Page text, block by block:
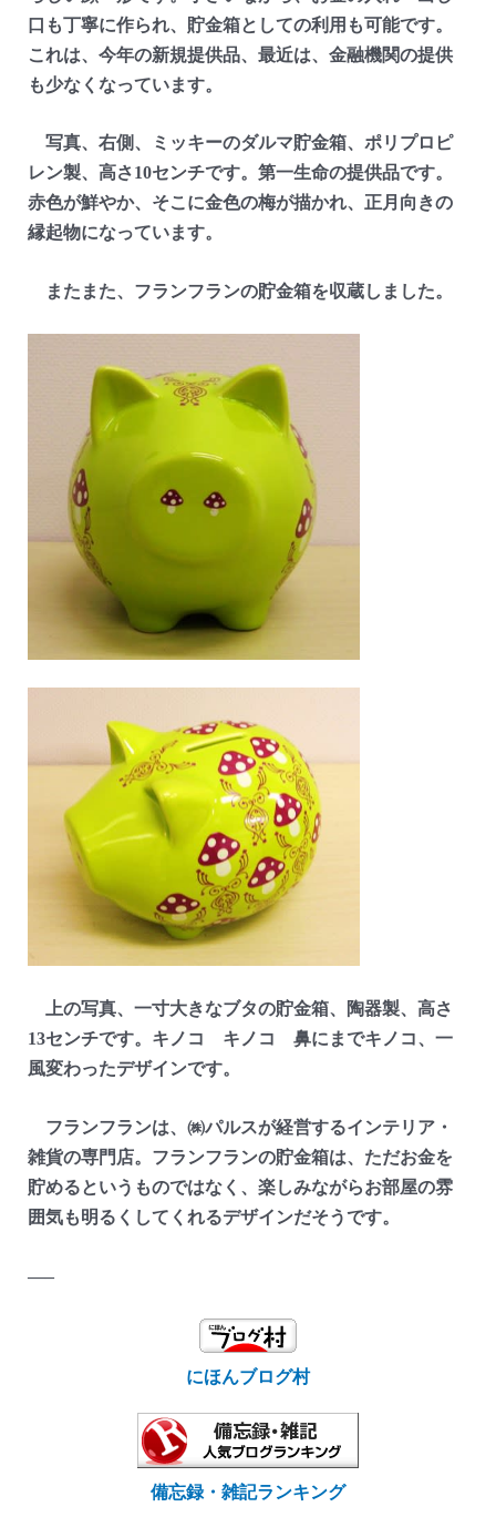
口も丁寧に作られ、貯金箱としての利用も可能です。
これは、今年の新規提供品、最近は、金融機関の提供
も少なくなっています。
写真、右側、ミッキーのダルマ貯金箱、ポリプロピ
レン製、高さ10センチです。第一生命の提供品です。
赤色が鮮やか、そこに金色の梅が描かれ、正月向きの
縁起物になっています。
またまた、フランフランの貯金箱を収蔵しました。
上の写真、一寸大きなブタの貯金箱、陶器製、高さ
13センチです。キノコ キノコ 鼻にまでキノコ、一
風変わったデザインです。
フランフランは、㈱パルスが経営するインテリア・
雑貨の専門店。フランフランの貯金箱は、ただお金を
貯めるというものではなく、楽しみながらお部屋の雰
囲気も明るくしてくれるデザインだそうです。
—–
にほんブログ村
備忘録・雑記ランキング